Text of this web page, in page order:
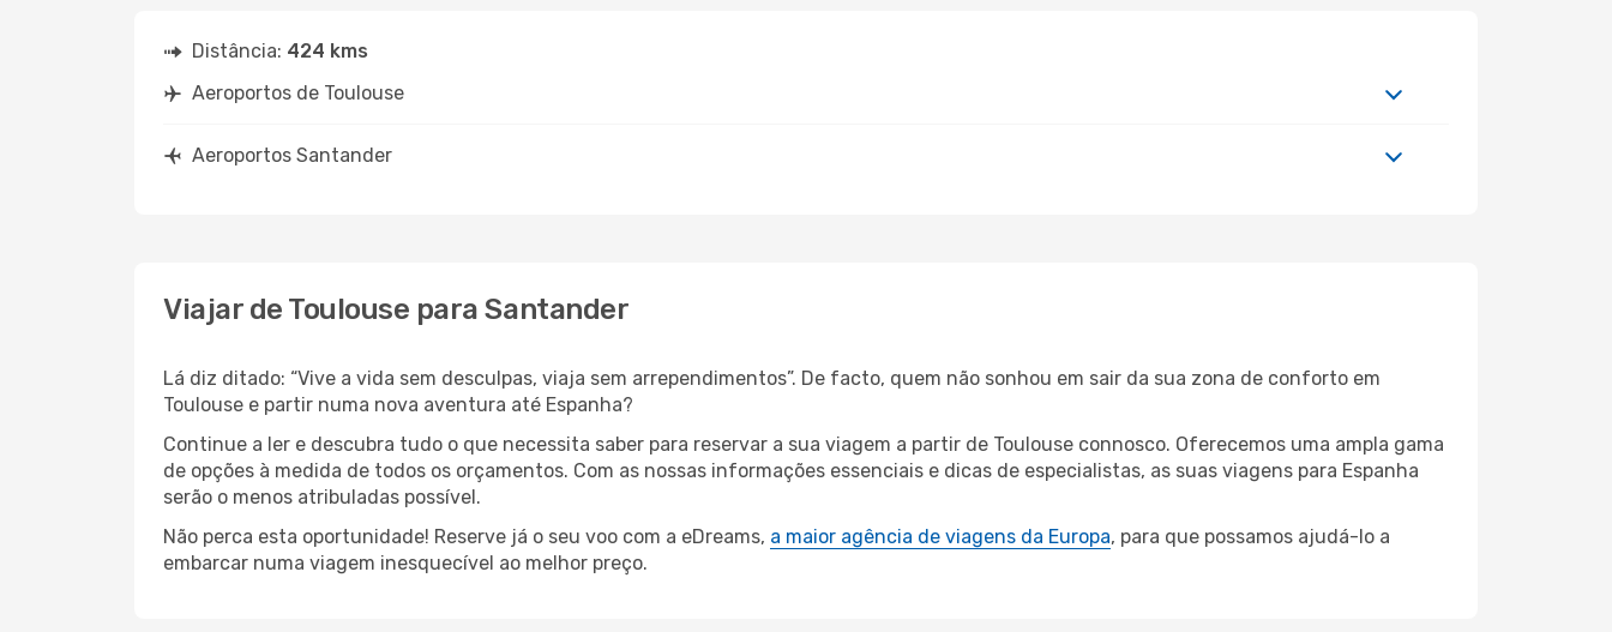
Distância: 424 kms
Aeroportos de Toulouse
Aeroportos Santander
Viajar de Toulouse para Santander
Lá diz ditado: “Vive a vida sem desculpas, viaja sem arrependimentos”. De facto, quem não sonhou em sair da sua zona de conforto em
Toulouse e partir numa nova aventura até Espanha?
Continue a ler e descubra tudo o que necessita saber para reservar a sua viagem a partir de Toulouse connosco. Oferecemos uma ampla gama
de opções à medida de todos os orçamentos. Com as nossas informações essenciais e dicas de especialistas, as suas viagens para Espanha
serão o menos atribuladas possível.
Não perca esta oportunidade! Reserve já o seu voo com a eDreams, a maior agência de viagens da Europa, para que possamos ajudá-lo a
embarcar numa viagem inesquecível ao melhor preço.